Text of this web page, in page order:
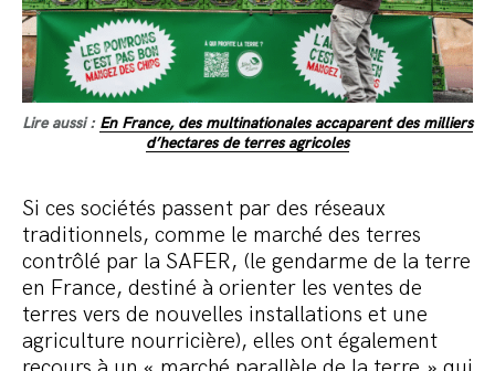
Lire aussi : En France, des multinationales accaparent des milliers
d’hectares de terres agricoles
Si ces sociétés passent par des réseaux
traditionnels, comme le marché des terres
contrôlé par la SAFER, (le gendarme de la terre
en France, destiné à orienter les ventes de
terres vers de nouvelles installations et une
agriculture nourricière), elles ont également